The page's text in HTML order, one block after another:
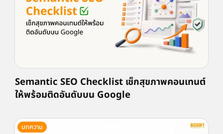
Semantic SEO Checklist เช็กสุขภาพคอนเทนต์
ให้พร้อมติดอันดับบน Google
บทความ